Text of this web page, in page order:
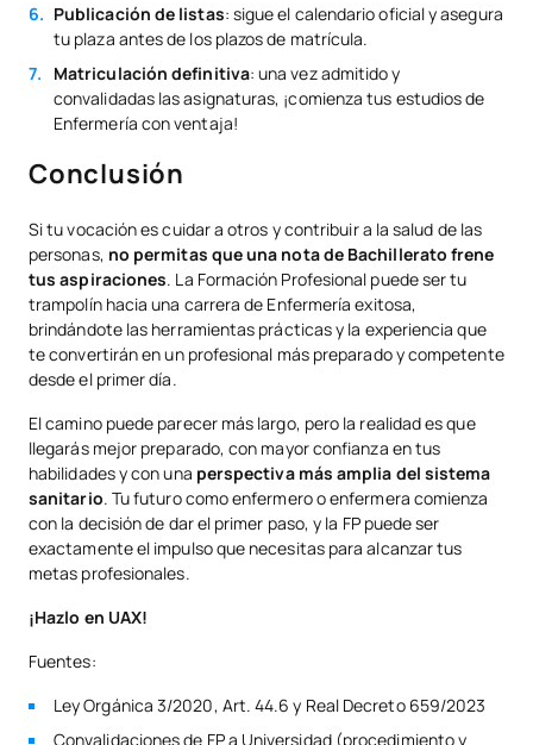
Publicación de listas: sigue el calendario oficial y asegura
tu plaza antes de los plazos de matrícula.
Matriculación definitiva: una vez admitido y
convalidadas las asignaturas, ¡comienza tus estudios de
Enfermería con ventaja!
Conclusión
Si tu vocación es cuidar a otros y contribuir a la salud de las
personas, no permitas que una nota de Bachillerato frene
tus aspiraciones. La Formación Profesional puede ser tu
trampolín hacia una carrera de Enfermería exitosa,
brindándote las herramientas prácticas y la experiencia que
te convertirán en un profesional más preparado y competente
desde el primer día.
El camino puede parecer más largo, pero la realidad es que
llegarás mejor preparado, con mayor confianza en tus
habilidades y con una perspectiva más amplia del sistema
sanitario. Tu futuro como enfermero o enfermera comienza
con la decisión de dar el primer paso, y la FP puede ser
exactamente el impulso que necesitas para alcanzar tus
metas profesionales.
¡Hazlo en UAX!
Fuentes:
Ley Orgánica 3/2020, Art. 44.6 y Real Decreto 659/2023
Convalidaciones de FP a Universidad (procedimiento y